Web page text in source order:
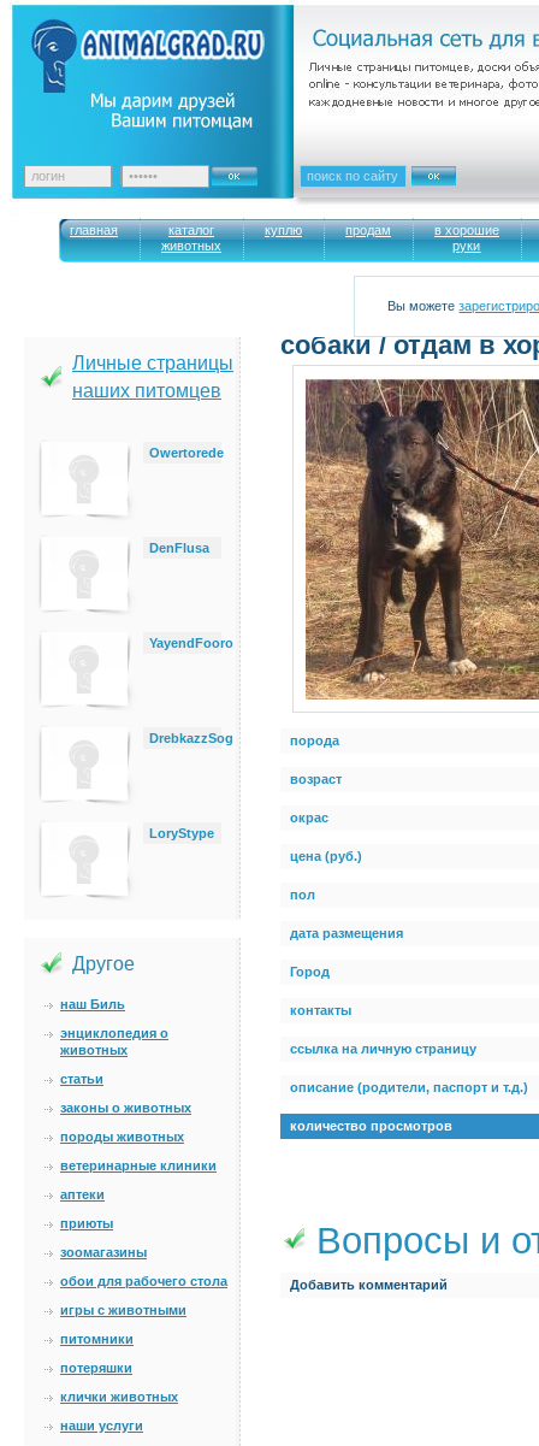
главная
каталог
животных
куплю продам
в хорошие
руки
Вы можете
Личные страницы
наших питомцев
Owertorede
DenFlusa
YayendFooro
DrebkazzSog
LoryStype
Другое
наш Биль
энциклопедия о
животных
статьи
законы о животных
породы животных
ветеринарные клиники
аптеки
приюты
зоомагазины
обои для рабочего стола
игры с животными
питомники
потеряшки
клички животных
наши услуги
cобаки / отдам в
порода
возраст
окрас
цена (руб.)
пол
дата размещения
Город
контакты
ссылка на личную страницу
описание (родители, паспорт и т.д.)
количество просмотров
Вопросы и
Добавить комментарий